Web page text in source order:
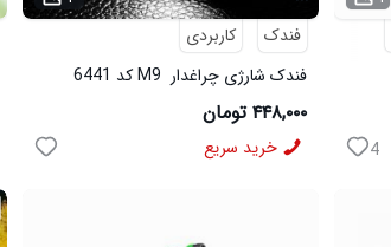
4
فندک
کاربردی
فندک شارژی چراغدار M9 کد 6441
۴۴۸,۰۰۰ تومان
خرید سریع